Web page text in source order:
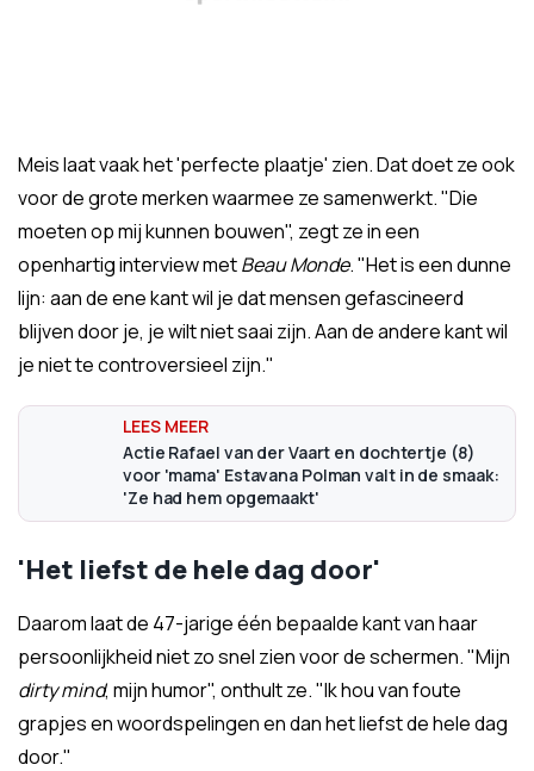
Meis laat vaak het 'perfecte plaatje' zien. Dat doet ze ook
voor de grote merken waarmee ze samenwerkt. "Die
moeten op mij kunnen bouwen", zegt ze in een
openhartig interview metBeau Monde. "Het is een dunne
lijn: aan de ene kant wil je dat mensen gefascineerd
blijven door je, je wilt niet saai zijn. Aan de andere kant wil
je niet te controversieel zijn."
Actie Rafael van der Vaart en dochtertje (8)
voor 'mama' Estavana Polman valt in de smaak:
'Ze had hem opgemaakt'
'Het liefst de hele dag door'
Daarom laat de 47-jarige één bepaalde kant van haar
persoonlijkheid niet zo snel zien voor de schermen. "Mijn
dirty mind, mijn humor", onthult ze. "Ik hou van foute
grapjes en woordspelingen en dan het liefst de hele dag
door."